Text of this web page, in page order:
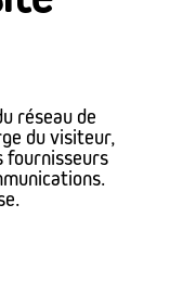
réseau de
du visiteur,
fournisseurs